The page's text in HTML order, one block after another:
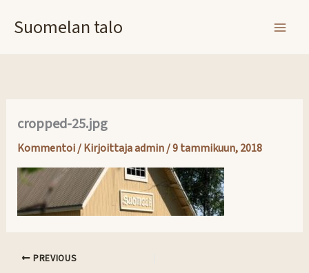
sisältöön
Suomelan talo
cropped-25.jpg
Kommentoi/ Kirjoittajaadmin/9 tammikuun, 2018
PREVIOUS